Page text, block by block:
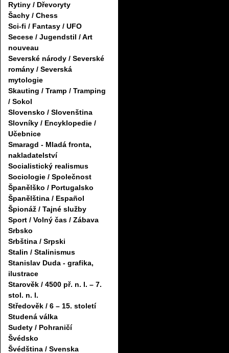
Rytiny / Dřevoryty
Šachy / Chess
Sci-fi / Fantasy / UFO
Secese / Jugendstil / Art
nouveau
Severské národy / Severské
romány / Severská
mytologie
Skauting / Tramp / Tramping
/ Sokol
Slovensko / Slovenština
Slovníky / Encyklopedie /
Učebnice
Smaragd - Mladá fronta,
nakladatelství
Socialistický realismus
Sociologie / Společnost
Španělško / Portugalsko
Španělština / Español
Špionáž / Tajné služby
Sport / Volný čas / Zábava
Srbsko
Srbština / Srpski
Stalin / Stalinismus
Stanislav Duda - grafika,
ilustrace
Starověk / 4500 př. n. l. – 7.
stol. n. l.
Středověk / 6 – 15. století
Studená válka
Sudety / Pohraničí
Švédsko
Švédština / Svenska